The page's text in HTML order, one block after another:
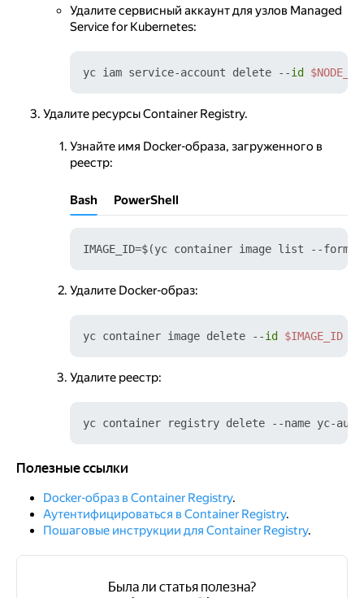
Удалите сервисный аккаунт для узлов Managed
Service for Kubernetes:
yc iam service-account delete --id
Удалите ресурсы Container Registry.
Узнайте имя Docker-образа, загруженного в
реестр:
Bash PowerShell
IMAGE_ID=$(yc container image list --
Удалите Docker-образ:
yc container image delete --id $IMAGE_ID
Удалите реестр:
Полезные ссылки
Полезные ссылки
Docker-образ в Container Registry.
Аутентифицироваться в Container Registry.
Пошаговые инструкции для Container Registry.
Была ли статья полезна?